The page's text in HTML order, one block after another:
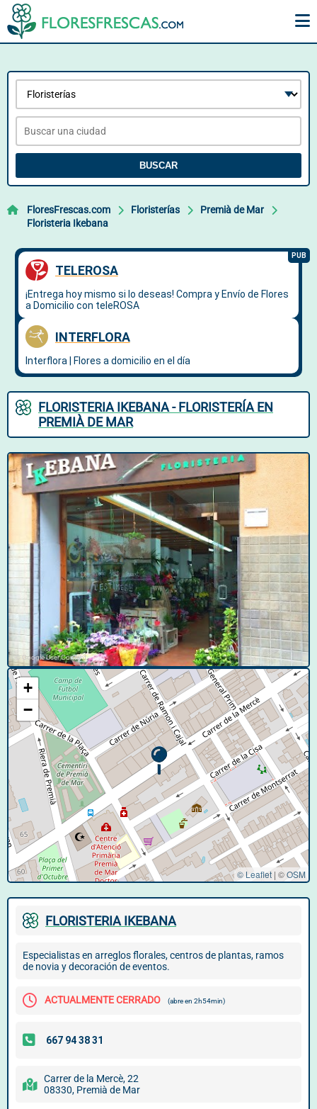
BUSCAR
FloresFrescas.com Floristerías
Premià de Mar
Floristeria Ikebana
FLORISTERIA IKEBANA - FLORISTERÍA EN
PREMIÀ DE MAR
© Google User Content
+
−
© Leaflet | ©OSM
FLORISTERIA IKEBANA
Especialistas en arreglos florales, centros de plantas, ramos
de novia y decoración de eventos.
ACTUALMENTE CERRADO (abre en 2h54min)
Carrer de la Mercè, 22
08330, Premià de Mar